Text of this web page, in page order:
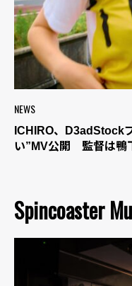
NEWS
ICHIRO、D3adStock
い”MV公開 監督は鴨
Spincoaster